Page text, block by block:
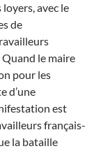
avec le
de
le maire
pour les
d’une
est
français-
la bataille